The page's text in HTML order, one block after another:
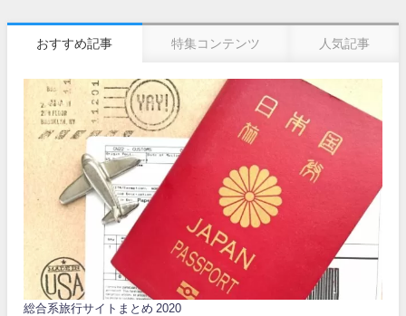
おすすめ記事 特集コンテンツ 人気記事
総合系旅行サイトまとめ 2020